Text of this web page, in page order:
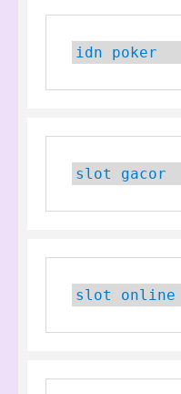
idn poker
slot gacor
slot online